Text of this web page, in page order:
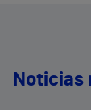
Noticias